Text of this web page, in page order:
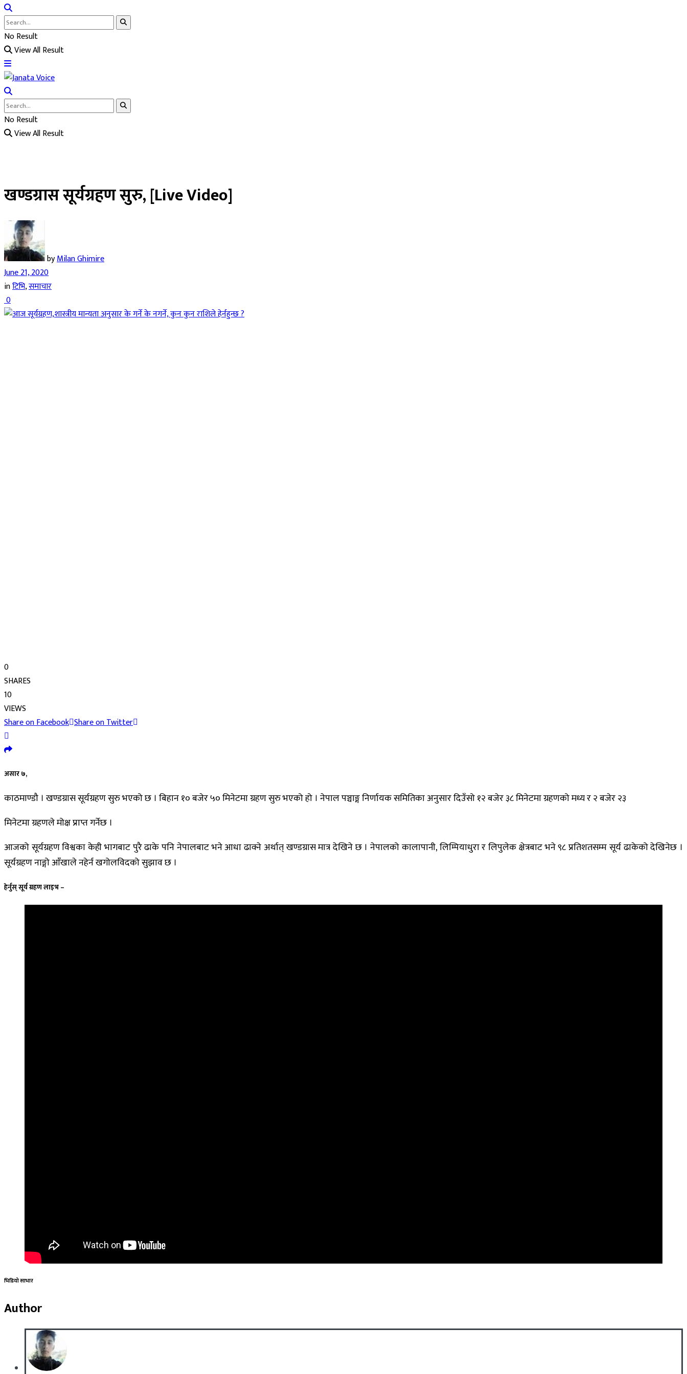
No Result
View All Result
No Result
View All Result
खण्डग्रास सूर्यग्रहण सुरु, [Live Video]
byMilan Ghimire
June 21, 2020
inटिभि,समाचार
0
0
SHARES
10
VIEWS
Share on Facebook Share on Twitter
असार ७,
काठमाण्डौ​ । खण्डग्रास सूर्यग्रहण सुरु भएको छ । बिहान १० बजेर ५० मिनेटमा ग्रहण सुरु भएको हो । नेपाल पञ्चाङ्ग निर्णायक समितिका अनुसार दिउँसो १२ बजेर ३८ मिनेटमा ग्रहणको मध्य र २ बजेर २३
मिनेटमा ग्रहणले मोक्ष प्राप्त गर्नेछ ।
आजको सूर्यग्रहण विश्वका केही भागबाट पुरै ढाके पनि नेपालबाट भने आधा ढाक्ने अर्थात् खण्डग्रास मात्र देखिने छ । नेपालको कालापानी, लिम्पियाधुरा र लिपुलेक क्षेत्रबाट भने ९८ प्रतिशतसम्म सूर्य ढाकेको देखिनेछ ।
सूर्यग्रहण नाङ्गो आँखाले नहेर्न खगोलविदको सुझाव छ ।
हेर्नुस् सूर्य ग्रहण लाइभ –
भिडियो साभार
Author